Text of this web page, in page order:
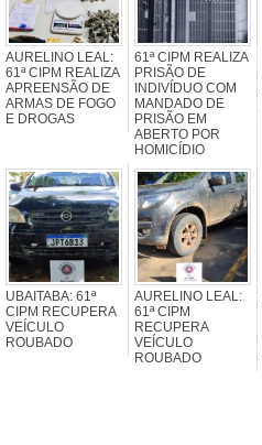
AURELINO LEAL:
61ª CIPM REALIZA
APREENSÃO DE
ARMAS DE FOGO
E DROGAS
61ª CIPM REALIZA
PRISÃO DE
INDIVÍDUO COM
MANDADO DE
PRISÃO EM
ABERTO POR
HOMICÍDIO
UBAITABA: 61ª
CIPM RECUPERA
VEÍCULO
ROUBADO
AURELINO LEAL:
61ª CIPM
RECUPERA
VEÍCULO
ROUBADO